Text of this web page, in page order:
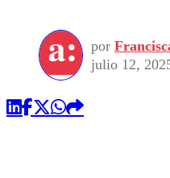
Torneo
Torneo
Internacional
Nacional
Programas
Comercial
por
julio 12,